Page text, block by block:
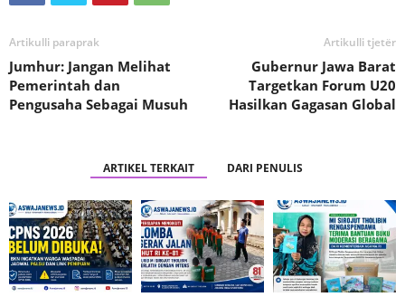
Artikulli paraprak
Jumhur: Jangan Melihat
Pemerintah dan
Pengusaha Sebagai Musuh
Artikulli tjetër
Gubernur Jawa Barat
Targetkan Forum U20
Hasilkan Gagasan Global
ARTIKEL TERKAIT DARI PENULIS